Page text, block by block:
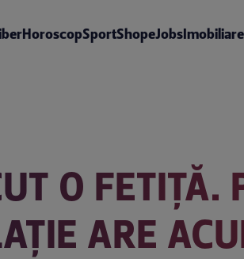
HoroscopSportShopeJobsImobiliare
O FETIȚĂ.
ARE